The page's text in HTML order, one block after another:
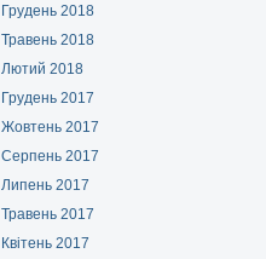
Грудень 2018
Травень 2018
Лютий 2018
Грудень 2017
Жовтень 2017
Серпень 2017
Липень 2017
Травень 2017
Квітень 2017